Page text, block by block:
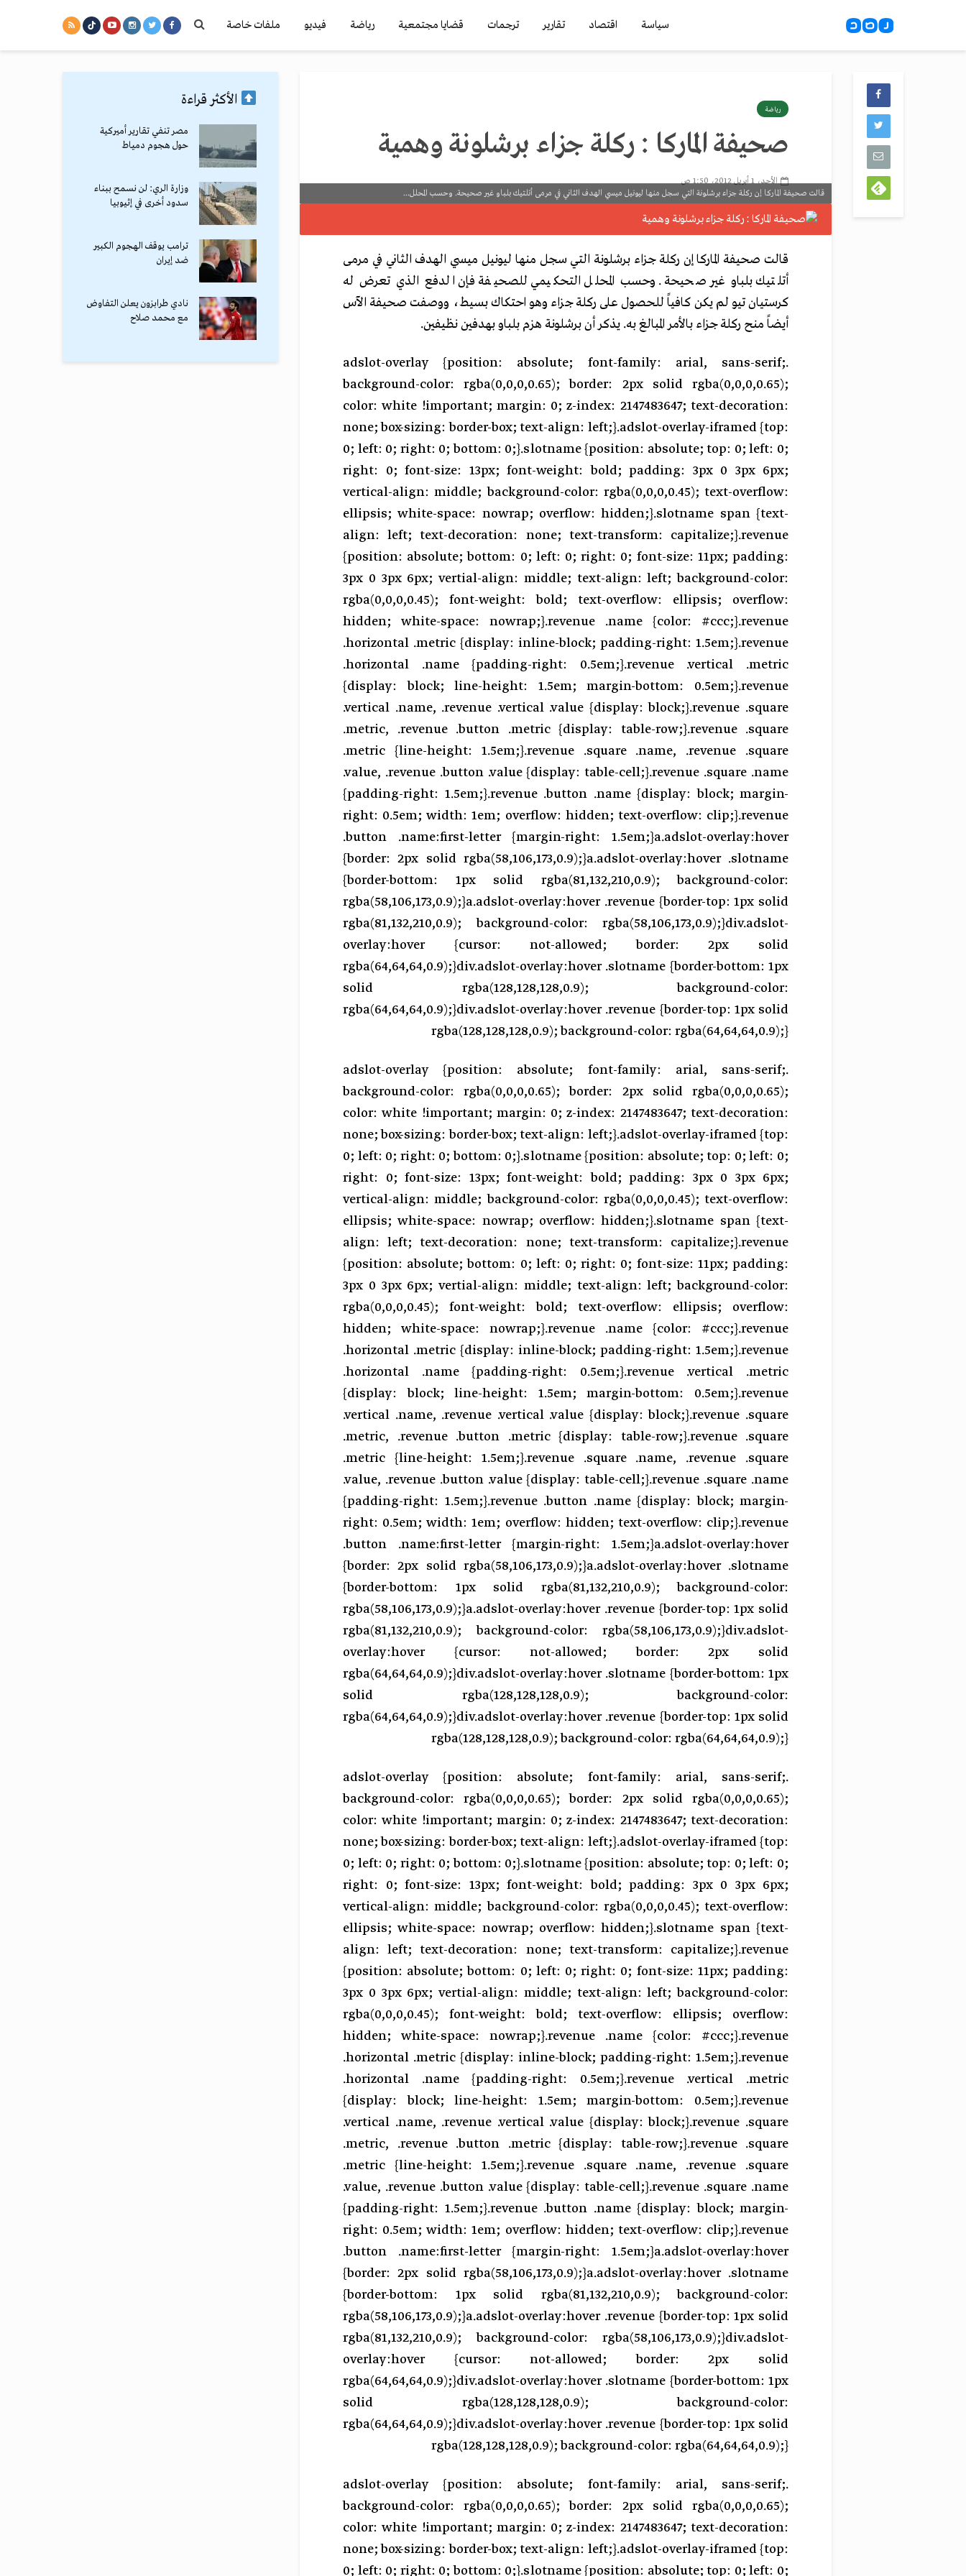
سياسة اقتصاد تقارير ترجمات قضايا مجتمعية رياضة فيديو ملفات خاصة
رياضة
صحيفة الماركا : ركلة جزاء برشلونة وهمية
الأحد، 1 أبريل 2012، 1:50 ص
قالت صحيفة الماركا إن ركلة جزاء برشلونة التي سجل منها ليونيل ميسي الهدف الثاني في مرمى أتلتيك بلباو غير صحيحة. وحسب المحلل...
قالت صحيفة الماركا إن ركلة جزاء برشلونة التي سجل منها ليونيل ميسي الهدف الثاني في مرمى
أتلتيك بلباو غير صحيحة. وحسب المحلل التحكيمي للصحيفة فإن الدفع الذي تعرض له
كرستيان تيو لم يكن كافياً للحصول على ركلة جزاء وهو احتكاك بسيط، ووصفت صحيفة الآس
أيضاً منح ركلة جزاء بالأمر المبالغ به. يذكر أن برشلونة هزم بلباو بهدفين نظيفين.
.adslot-overlay {position: absolute; font-family: arial, sans-serif;
background-color: rgba(0,0,0,0.65); border: 2px solid rgba(0,0,0,0.65);
color: white !important; margin: 0; z-index: 2147483647; text-decoration:
none; box-sizing: border-box; text-align: left;}.adslot-overlay-iframed {top:
0; left: 0; right: 0; bottom: 0;}.slotname {position: absolute; top: 0; left: 0;
right: 0; font-size: 13px; font-weight: bold; padding: 3px 0 3px 6px;
vertical-align: middle; background-color: rgba(0,0,0,0.45); text-overflow:
ellipsis; white-space: nowrap; overflow: hidden;}.slotname span {text-
align: left; text-decoration: none; text-transform: capitalize;}.revenue
{position: absolute; bottom: 0; left: 0; right: 0; font-size: 11px; padding:
3px 0 3px 6px; vertial-align: middle; text-align: left; background-color:
rgba(0,0,0,0.45); font-weight: bold; text-overflow: ellipsis; overflow:
hidden; white-space: nowrap;}.revenue .name {color: #ccc;}.revenue
.horizontal .metric {display: inline-block; padding-right: 1.5em;}.revenue
.horizontal .name {padding-right: 0.5em;}.revenue .vertical .metric
{display: block; line-height: 1.5em; margin-bottom: 0.5em;}.revenue
.vertical .name, .revenue .vertical .value {display: block;}.revenue .square
.metric, .revenue .button .metric {display: table-row;}.revenue .square
.metric {line-height: 1.5em;}.revenue .square .name, .revenue .square
.value, .revenue .button .value {display: table-cell;}.revenue .square .name
{padding-right: 1.5em;}.revenue .button .name {display: block; margin-
right: 0.5em; width: 1em; overflow: hidden; text-overflow: clip;}.revenue
.button .name:first-letter {margin-right: 1.5em;}a.adslot-overlay:hover
{border: 2px solid rgba(58,106,173,0.9);}a.adslot-overlay:hover .slotname
{border-bottom: 1px solid rgba(81,132,210,0.9); background-color:
rgba(58,106,173,0.9);}a.adslot-overlay:hover .revenue {border-top: 1px solid
rgba(81,132,210,0.9); background-color: rgba(58,106,173,0.9);}div.adslot-
overlay:hover {cursor: not-allowed; border: 2px solid
rgba(64,64,64,0.9);}div.adslot-overlay:hover .slotname {border-bottom: 1px
solid rgba(128,128,128,0.9); background-color:
rgba(64,64,64,0.9);}div.adslot-overlay:hover .revenue {border-top: 1px solid
rgba(128,128,128,0.9); background-color: rgba(64,64,64,0.9);}
.adslot-overlay {position: absolute; font-family: arial, sans-serif;
background-color: rgba(0,0,0,0.65); border: 2px solid rgba(0,0,0,0.65);
color: white !important; margin: 0; z-index: 2147483647; text-decoration:
none; box-sizing: border-box; text-align: left;}.adslot-overlay-iframed {top:
0; left: 0; right: 0; bottom: 0;}.slotname {position: absolute; top: 0; left: 0;
right: 0; font-size: 13px; font-weight: bold; padding: 3px 0 3px 6px;
vertical-align: middle; background-color: rgba(0,0,0,0.45); text-overflow:
ellipsis; white-space: nowrap; overflow: hidden;}.slotname span {text-
align: left; text-decoration: none; text-transform: capitalize;}.revenue
{position: absolute; bottom: 0; left: 0; right: 0; font-size: 11px; padding:
3px 0 3px 6px; vertial-align: middle; text-align: left; background-color:
rgba(0,0,0,0.45); font-weight: bold; text-overflow: ellipsis; overflow:
hidden; white-space: nowrap;}.revenue .name {color: #ccc;}.revenue
.horizontal .metric {display: inline-block; padding-right: 1.5em;}.revenue
.horizontal .name {padding-right: 0.5em;}.revenue .vertical .metric
{display: block; line-height: 1.5em; margin-bottom: 0.5em;}.revenue
.vertical .name, .revenue .vertical .value {display: block;}.revenue .square
.metric, .revenue .button .metric {display: table-row;}.revenue .square
.metric {line-height: 1.5em;}.revenue .square .name, .revenue .square
.value, .revenue .button .value {display: table-cell;}.revenue .square .name
{padding-right: 1.5em;}.revenue .button .name {display: block; margin-
right: 0.5em; width: 1em; overflow: hidden; text-overflow: clip;}.revenue
.button .name:first-letter {margin-right: 1.5em;}a.adslot-overlay:hover
{border: 2px solid rgba(58,106,173,0.9);}a.adslot-overlay:hover .slotname
{border-bottom: 1px solid rgba(81,132,210,0.9); background-color:
rgba(58,106,173,0.9);}a.adslot-overlay:hover .revenue {border-top: 1px solid
rgba(81,132,210,0.9); background-color: rgba(58,106,173,0.9);}div.adslot-
overlay:hover {cursor: not-allowed; border: 2px solid
rgba(64,64,64,0.9);}div.adslot-overlay:hover .slotname {border-bottom: 1px
solid rgba(128,128,128,0.9); background-color:
rgba(64,64,64,0.9);}div.adslot-overlay:hover .revenue {border-top: 1px solid
rgba(128,128,128,0.9); background-color: rgba(64,64,64,0.9);}
.adslot-overlay {position: absolute; font-family: arial, sans-serif;
background-color: rgba(0,0,0,0.65); border: 2px solid rgba(0,0,0,0.65);
color: white !important; margin: 0; z-index: 2147483647; text-decoration:
none; box-sizing: border-box; text-align: left;}.adslot-overlay-iframed {top:
0; left: 0; right: 0; bottom: 0;}.slotname {position: absolute; top: 0; left: 0;
right: 0; font-size: 13px; font-weight: bold; padding: 3px 0 3px 6px;
vertical-align: middle; background-color: rgba(0,0,0,0.45); text-overflow:
ellipsis; white-space: nowrap; overflow: hidden;}.slotname span {text-
align: left; text-decoration: none; text-transform: capitalize;}.revenue
{position: absolute; bottom: 0; left: 0; right: 0; font-size: 11px; padding:
3px 0 3px 6px; vertial-align: middle; text-align: left; background-color:
rgba(0,0,0,0.45); font-weight: bold; text-overflow: ellipsis; overflow:
hidden; white-space: nowrap;}.revenue .name {color: #ccc;}.revenue
.horizontal .metric {display: inline-block; padding-right: 1.5em;}.revenue
.horizontal .name {padding-right: 0.5em;}.revenue .vertical .metric
{display: block; line-height: 1.5em; margin-bottom: 0.5em;}.revenue
.vertical .name, .revenue .vertical .value {display: block;}.revenue .square
.metric, .revenue .button .metric {display: table-row;}.revenue .square
.metric {line-height: 1.5em;}.revenue .square .name, .revenue .square
.value, .revenue .button .value {display: table-cell;}.revenue .square .name
{padding-right: 1.5em;}.revenue .button .name {display: block; margin-
right: 0.5em; width: 1em; overflow: hidden; text-overflow: clip;}.revenue
.button .name:first-letter {margin-right: 1.5em;}a.adslot-overlay:hover
{border: 2px solid rgba(58,106,173,0.9);}a.adslot-overlay:hover .slotname
{border-bottom: 1px solid rgba(81,132,210,0.9); background-color:
rgba(58,106,173,0.9);}a.adslot-overlay:hover .revenue {border-top: 1px solid
rgba(81,132,210,0.9); background-color: rgba(58,106,173,0.9);}div.adslot-
overlay:hover {cursor: not-allowed; border: 2px solid
rgba(64,64,64,0.9);}div.adslot-overlay:hover .slotname {border-bottom: 1px
solid rgba(128,128,128,0.9); background-color:
rgba(64,64,64,0.9);}div.adslot-overlay:hover .revenue {border-top: 1px solid
rgba(128,128,128,0.9); background-color: rgba(64,64,64,0.9);}
.adslot-overlay {position: absolute; font-family: arial, sans-serif;
background-color: rgba(0,0,0,0.65); border: 2px solid rgba(0,0,0,0.65);
color: white !important; margin: 0; z-index: 2147483647; text-decoration:
none; box-sizing: border-box; text-align: left;}.adslot-overlay-iframed {top:
0; left: 0; right: 0; bottom: 0;}.slotname {position: absolute; top: 0; left: 0;
الأكثر قراءة
مصر تنفي تقارير أميركية
حول هجوم دمياط
وزارة الري: لن نسمح ببناء
سدود أخرى في إثيوبيا
ترامب يوقف الهجوم الكبير
ضد إيران
نادي طرابزون يعلن التفاوض
مع محمد صلاح